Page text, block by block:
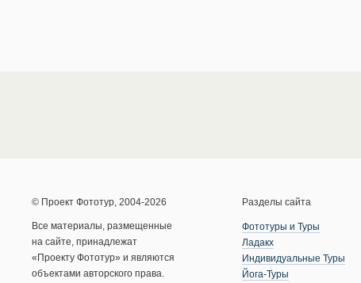
© Проект Фототур, 2004-2026
Все материалы, размещенные
на сайте, принадлежат
«Проекту Фототур» и являются
объектами авторского права.
Разделы сайта
Фототуры и Туры
Ладакх
Индивидуальные Туры
Йога-Туры